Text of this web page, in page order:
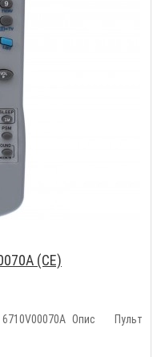
(CE)
6710V00070A Опис Пульт